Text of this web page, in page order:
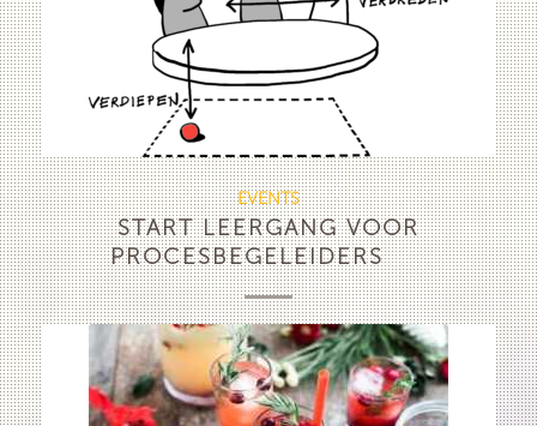
EVENTS
START LEERGANG VOOR
PROCESBEGELEIDERS